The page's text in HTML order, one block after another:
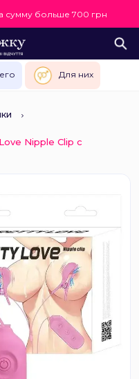
сумму больше 700 грн
Для них
Nipple Clip с